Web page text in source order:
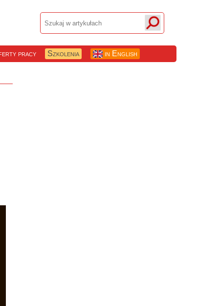
pracy Szkolenia in English